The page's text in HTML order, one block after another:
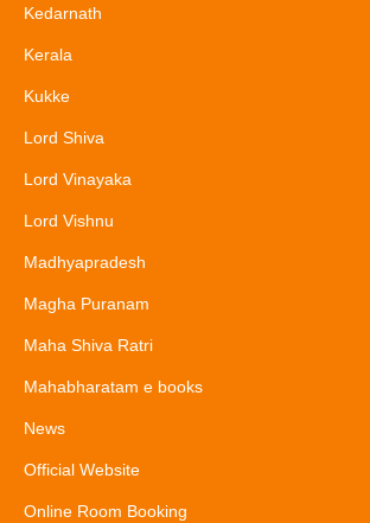
Kedarnath
Kerala
Kukke
Lord Shiva
Lord Vinayaka
Lord Vishnu
Madhyapradesh
Magha Puranam
Maha Shiva Ratri
Mahabharatam e books
News
Official Website
Online Room Booking